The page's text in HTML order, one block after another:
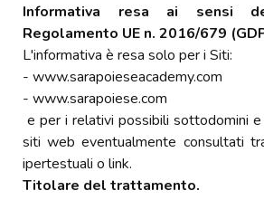
Informativa resa ai sensi
Regolamento UE n. 2016/679
L'informativa è resa solo per i Siti:
- www.sarapoieseacademy.com
- www.sarapoiese.com
e per i relativi possibili sottodomini
siti web eventualmente consultati
ipertestuali o link.
Titolare del trattamento.